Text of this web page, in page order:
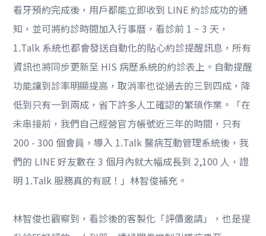
看牙預約完成後，用戶都能立即收到 LINE 約診成功的通
知，並可將約診時間加入行事曆，看診前 1 ~ 3 天，
1.Talk 系統也都會發送自動化的貼心約診提醒訊息，所有
資訊也將同步更新至 HIS 病歷系統的約診表上。自動提醒
功能讓到診率明顯提高，取消率也從過去的三到四成，降
低到只有一到兩成，省下許多人工確認的繁瑣作業。「在
未串接前，我們自己經營官方帳號近三年的時間，只有
200 - 300 個會員，導入 1.Talk 醫病互動管理系統後，我
們的 LINE 好友數在 3 個月內就大幅成長到 2,100 人，證
明 1.Talk 服務真的有感！」林智俊補充。
林智俊也觀察到，看診後的客製化「評價邀請」，也是提